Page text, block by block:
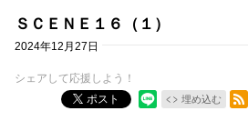
ＳＣＥＮＥ１６（１）
2024年12月27日
シェアして応援しよう！
ポスト
埋め込む
RSSフィード